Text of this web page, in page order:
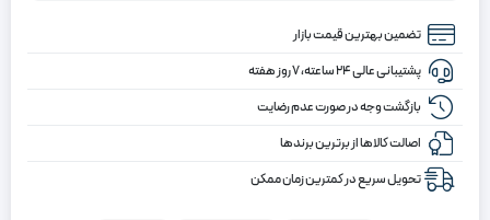
تضمین بهترین قیمت بازار
پشتیبانی عالی ۲۴ ساعته، ۷ روز هفته
بازگشت وجه در صورت عدم رضایت
اصالت کالاها از برترین برندها
تحویل سریع در کمترین زمان ممکن